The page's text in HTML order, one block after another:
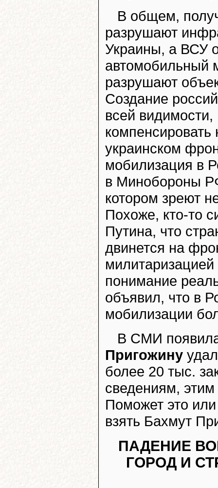
В общем,
разрушают
Украины, а ВСУ
автомобильный
разрушают
Создание
всей
украинском
мобилизация в
в Минобороны
котором зреют
Похоже, кто-то
Путина, что
двинется на
понимание
объявил, что в
мобилизации
В СМИ
Пригожину
более 20 тыс.
сведениям,
Поможет это
взять Бахмут
ПАДЕНИЕ
ГОРОД И